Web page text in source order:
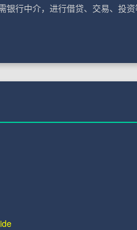
行中介，进行借贷、交易、投